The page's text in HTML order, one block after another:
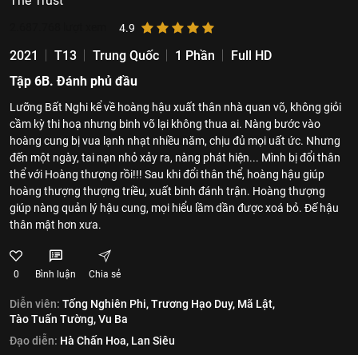
4.9
2021 T13 Trung Quốc 1 Phần
Full HD
Tập 6B. Đánh phủ đầu
Lưỡng Bất Nghi kể về hoàng hậu xuất thân nhà quan võ, không giỏi
cầm kỳ thi hoạ nhưng binh võ lại không thua ai. Nàng bước vào
hoàng cung bị vua lạnh nhạt nhiều năm, chịu đủ mọi uất ức. Nhưng
đến một ngày, tai nạn nhỏ xảy ra, nàng phát hiện... Mình bị đổi thân
thể với Hoàng thượng rồi!!! Sau khi đổi thân thể, hoàng hậu giúp
hoàng thượng thượng triều, xuất binh đánh trận. Hoàng thượng
giúp nàng quản lý hậu cung, mọi hiểu lầm dần được xoá bỏ. Đế hậu
thân mật hơn xưa.
0 Bình luận Chia sẻ
Diễn viên: Tống Nghiên Phi,Trương Hạo Duy, Mã Lật,
Tào Tuấn Tường,Vu Ba
Đạo diễn: Hà Chấn Hoa, Lan Siêu